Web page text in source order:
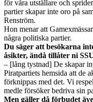
för våra utställare och
partier skapar inte oro på
Renström.
Hon menar att
några politiska partier.
Du säger att besökarna
åsikter, ändå tillåter ni
– [lång tystnad] De skapar
Piratpartiets hemsida att de
förknippas med det. Vi
medle försöker bedriva sin
Men gäller då förbudet